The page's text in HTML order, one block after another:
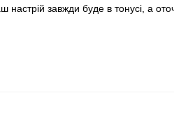
завжди буде в тонусі, а